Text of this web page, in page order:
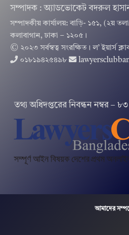
সম্পাদক : অ্যাডভোকেট বদরুল
সম্পাদকীয় কার্যালয়: বাড়ি- ১৫১, (২য়
কলাবাগান, ঢাকা – ১২০৫।
© ২০২৩ সর্বস্বত্ব সংরক্ষিত । ল’ ইয়ার্স
০১৮১৯৪২৫৪৯৮
তথ‌্য অ‌ধিদপ্ত‌রের নিবন্ধন নম্বর – ৮৩
আমাদের